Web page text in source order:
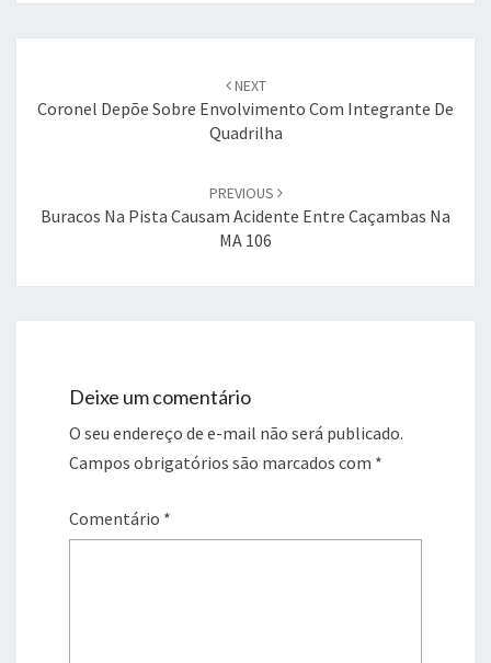
NEXT
Coronel Depõe Sobre Envolvimento Com Integrante De
Quadrilha
PREVIOUS
Buracos Na Pista Causam Acidente Entre Caçambas Na
MA 106
Deixe um comentário
O seu endereço de e-mail não será publicado.
Campos obrigatórios são marcados com *
Comentário *